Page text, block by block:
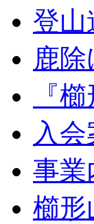
登山
鹿
『
入会
事業
櫛形